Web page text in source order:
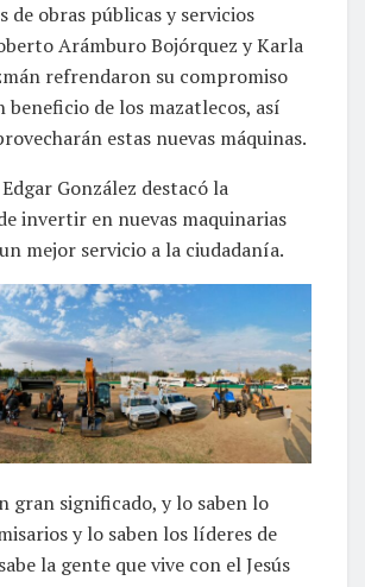
de obras públicas y servicios
Arámburo Bojórquez y Karla
refrendaron su compromiso
beneficio de los mazatlecos, así
estas nuevas máquinas.
González destacó la
invertir en nuevas maquinarias
mejor servicio a la ciudadanía.
gran significado, y lo saben lo
y lo saben los líderes de
la gente que vive con el Jesús